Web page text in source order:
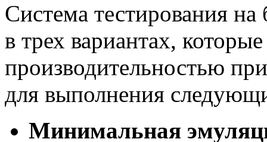
Система тестирования на
в трех вариантах,
производительностью
для выполнения
Минимальная